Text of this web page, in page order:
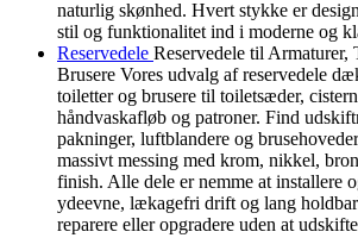
naturlig skønhed. Hvert stykke er
stil og funktionalitet ind i moderne og
Reservedele Reservedele til Armaturer,
Brusere Vores udvalg af reservedele
toiletter og brusere til toiletsæder,
håndvaskafløb og patroner. Find
pakninger, luftblandere og
massivt messing med krom, nikkel,
finish. Alle dele er nemme at installere
ydeevne, lækagefri drift og lang
reparere eller opgradere uden at